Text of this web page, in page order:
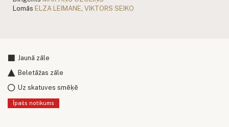
Lomās ELZA LEIMANE VIKTORS SEIKO
Jaunā zāle
Beletāžas zāle
Uz skatuves smēķē
Īpašs notikums